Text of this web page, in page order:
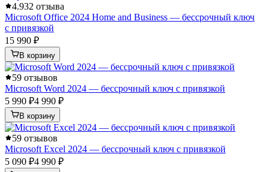
4.932 отзыва
Microsoft Office 2024 Home and Business — бессрочный ключ
с привязкой
15 990 ₽
В корзину
59 отзывов
Microsoft Word 2024 — бессрочный ключ с привязкой
5 990 ₽4 990 ₽
В корзину
59 отзывов
Microsoft Excel 2024 — бессрочный ключ с привязкой
5 090 ₽4 990 ₽